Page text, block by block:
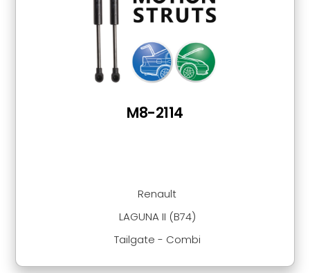
Renault
LAGUNA II (B74)
Tailgate - Combi
M8-2114